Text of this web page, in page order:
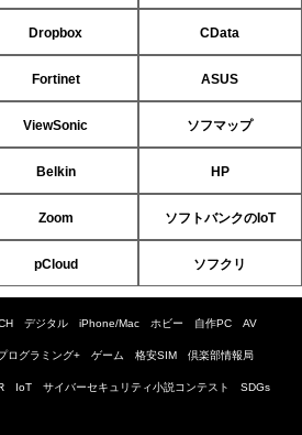
Dropbox CData
Fortinet ASUS
ViewSonic ソフマップ
Belkin HP
Zoom ソフトバンクのIoT
pCloud ソフクリ
デジタル iPhone/Mac ホビー 自作PC AV
ログラミング+ ゲーム 格安SIM 倶楽部情報局
IoT サイバーセキュリティ小説コンテスト SDGs